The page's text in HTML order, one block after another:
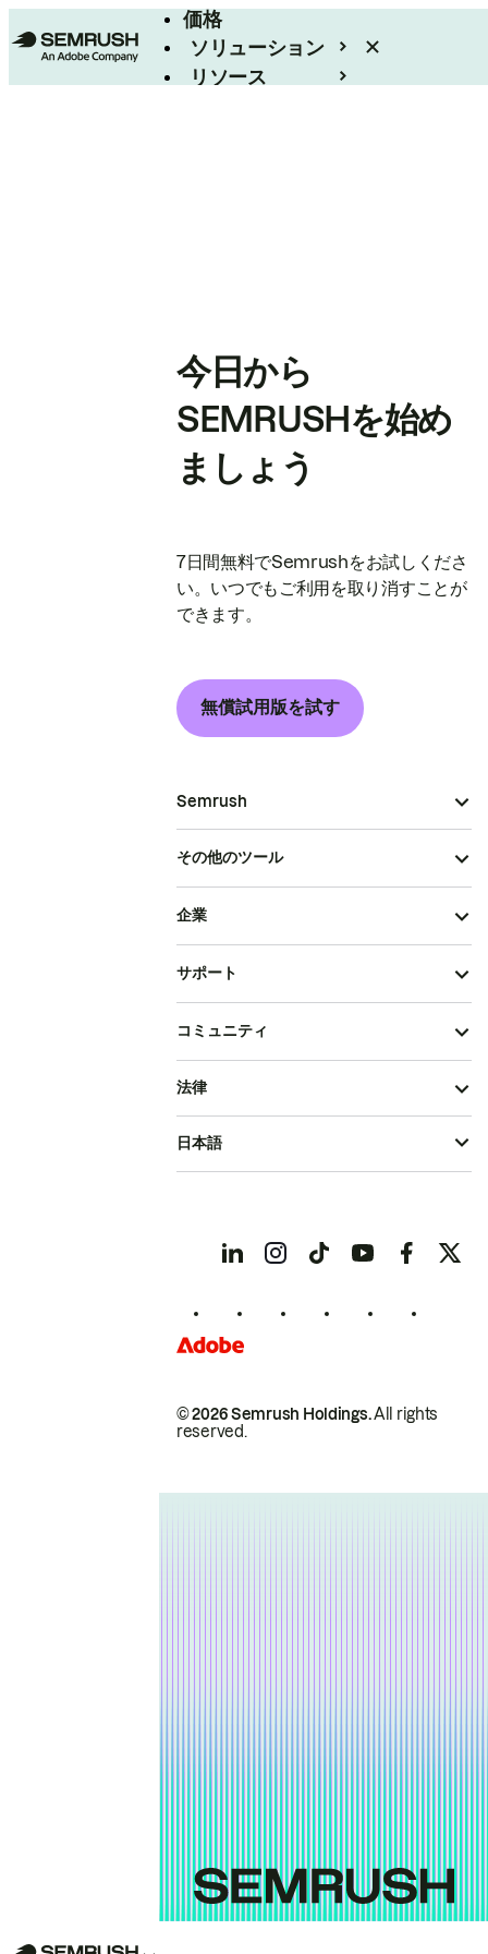
価格
ソリューション
リソース
今日から
SEMRUSHを始め
ましょう
7日間無料でSemrushをお試しくださ
い。いつでもご利用を取り消すことが
できます。
無償試用版を試す
Semrush
その他のツール
企業
サポート
コミュニティ
© 2026 Semrush Holdings.All rights
reserved.
法律
日本語